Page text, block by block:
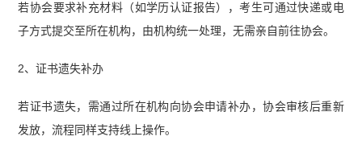
若协会要求补充材料（如学历认证报告），考生可通过快递或电
子方式提交至所在机构，由机构统一处理，无需亲自前往协会。
2、证书遗失补办
若证书遗失，需通过所在机构向协会申请补办，协会审核后重新
发放，流程同样支持线上操作。